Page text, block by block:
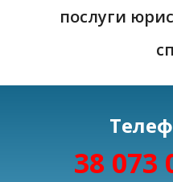
послуги
38 073